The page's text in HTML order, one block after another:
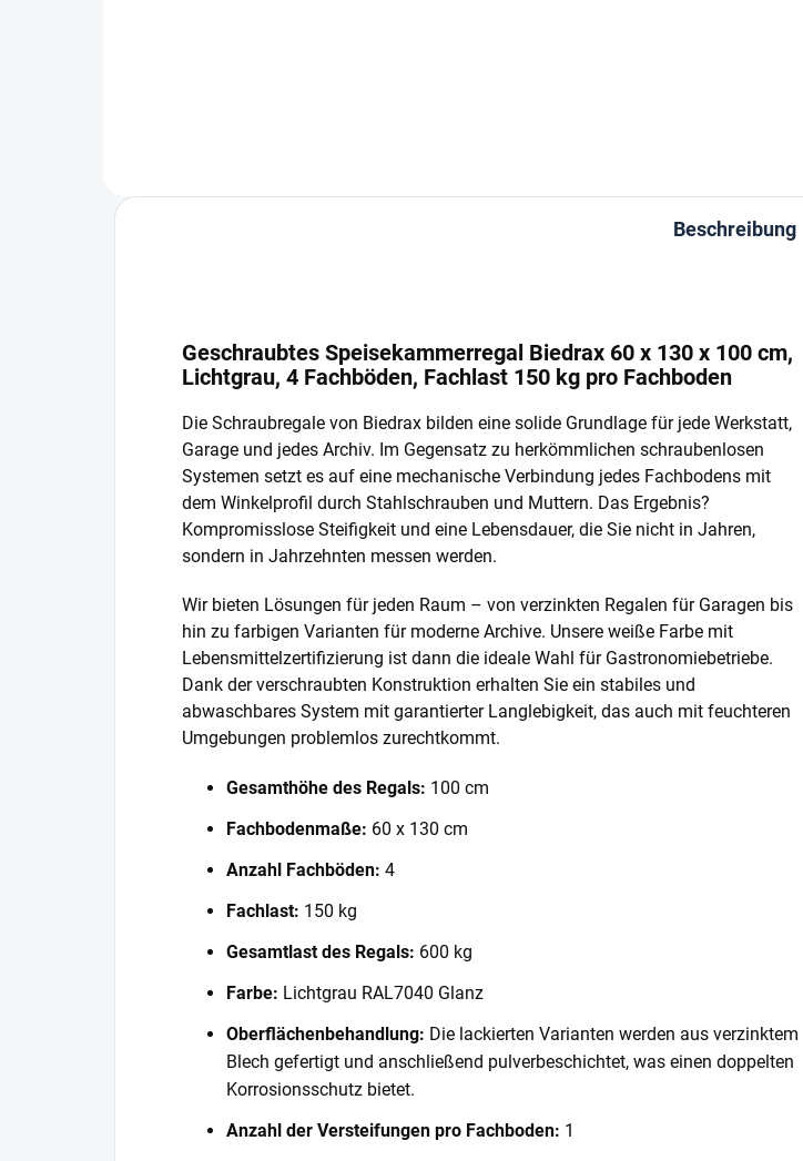
Beschreibung
Geschraubtes Speisekammerregal Biedrax 60 x 130 x 100 cm,
Lichtgrau, 4 Fachböden, Fachlast 150 kg pro Fachboden
Die Schraubregale von Biedrax bilden eine solide Grundlage für jede Werkstatt,
Garage und jedes Archiv. Im Gegensatz zu herkömmlichen schraubenlosen
Systemen setzt es auf eine mechanische Verbindung jedes Fachbodens mit
dem Winkelprofil durch Stahlschrauben und Muttern. Das Ergebnis?
Kompromisslose Steifigkeit und eine Lebensdauer, die Sie nicht in Jahren,
sondern in Jahrzehnten messen werden.
Wir bieten Lösungen für jeden Raum – von verzinkten Regalen für Garagen bis
hin zu farbigen Varianten für moderne Archive. Unsere weiße Farbe mit
Lebensmittelzertifizierung ist dann die ideale Wahl für Gastronomiebetriebe.
Dank der verschraubten Konstruktion erhalten Sie ein stabiles und
abwaschbares System mit garantierter Langlebigkeit, das auch mit feuchteren
Umgebungen problemlos zurechtkommt.
Gesamthöhe des Regals: 100 cm
Fachbodenmaße: 60 x 130 cm
Anzahl Fachböden: 4
Fachlast: 150 kg
Gesamtlast des Regals: 600 kg
Farbe: Lichtgrau RAL7040 Glanz
Oberflächenbehandlung: Die lackierten Varianten werden aus verzinktem
Blech gefertigt und anschließend pulverbeschichtet, was einen doppelten
Korrosionsschutz bietet.
Anzahl der Versteifungen pro Fachboden: 1